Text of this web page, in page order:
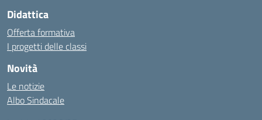
Didattica
Offerta formativa
I progetti delle classi
Novità
Le notizie
Albo Sindacale